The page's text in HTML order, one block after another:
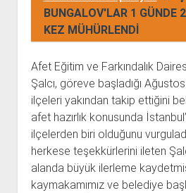
BUNGALOV'LAR 1 GÜNDE 2
KEZ MÜHÜRLENDİ
Afet Eğitim ve Farkındalık
Şalcı, göreve başladığı
ilçeleri yakından takip ettiğini
afet hazırlık konusunda
ilçelerden biri olduğunu
herkese teşekkürlerini ileten
alanda büyük ilerleme
kaymakamımız ve belediye